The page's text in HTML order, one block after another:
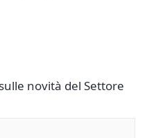
novità del Settore